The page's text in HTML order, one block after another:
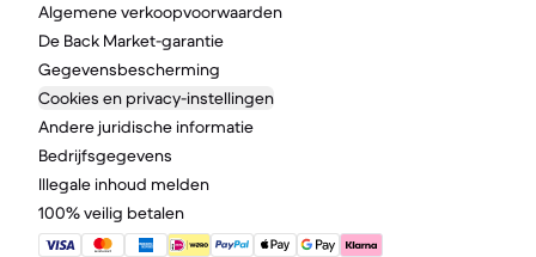
Algemene verkoopvoorwaarden
De Back Market-garantie
Gegevensbescherming
Cookies en privacy-instellingen
Andere juridische informatie
Bedrijfsgegevens
Illegale inhoud melden
100% veilig betalen